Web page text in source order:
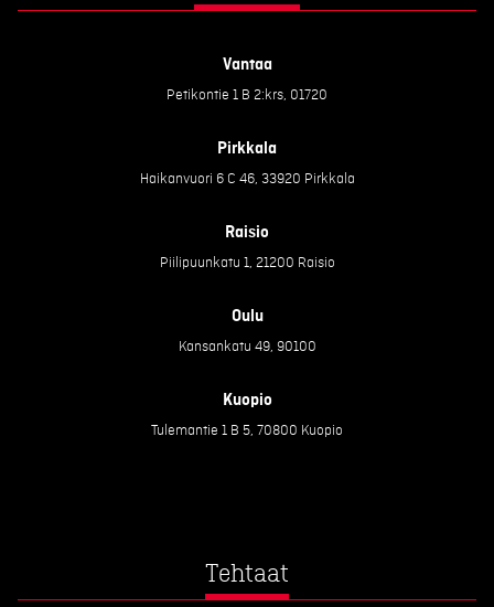
Vantaa
Petikontie 1 B 2:krs, 01720
Pirkkala
Haikanvuori 6 C 46, 33920 Pirkkala
Raisio
Piilipuunkatu 1, 21200 Raisio
Oulu
Kansankatu 49, 90100
Kuopio
Tulemantie 1 B 5, 70800 Kuopio
Tehtaat